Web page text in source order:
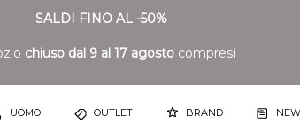
SALDI FINO AL -50%
chiuso dal 9 al 17 agosto compresi
UOMO OUTLET BRAND